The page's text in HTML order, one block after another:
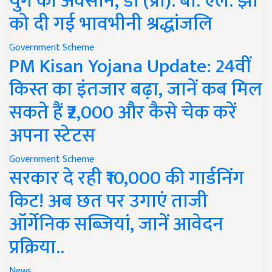
को दी गई भावभीनी श्रद्धांजलि
Government Scheme
PM Kisan Yojana Update: 24वीं
किस्त का इंतजार बढ़ा, जानें कब मिल
सकते हैं ₹2,000 और कैसे चेक करें
अपना स्टेटस
Government Scheme
सरकार दे रही ₹10,000 की गार्डनिंग
किट! अब छत पर उगाएं ताजी
ऑर्गेनिक सब्जियां, जानें आवेदन
प्रक्रिया..